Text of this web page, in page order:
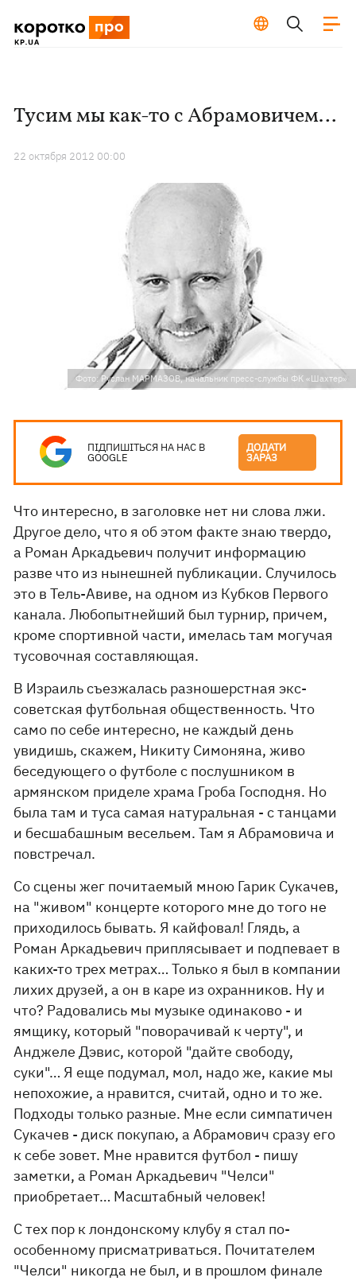
Тусим мы как-то с Абрамовичем…
22 октября 2012 00:00
Фото: Руслан МАРМАЗОВ, начальник пресс-службы ФК «Шахтер»
ПІДПИШІТЬСЯ НА НАС В
GOOGLE
ДОДАТИ
ЗАРАЗ
Что интересно, в заголовке нет ни слова лжи.
Другое дело, что я об этом факте знаю твердо,
а Роман Аркадьевич получит информацию
разве что из нынешней публикации. Случилось
это в Тель-Авиве, на одном из Кубков Первого
канала. Любопытнейший был турнир, причем,
кроме спортивной части, имелась там могучая
тусовочная составляющая.
В Израиль съезжалась разношерстная экс-
советская футбольная общественность. Что
само по себе интересно, не каждый день
увидишь, скажем, Никиту Симоняна, живо
беседующего о футболе с послушником в
армянском приделе храма Гроба Господня. Но
была там и туса самая натуральная - с танцами
и бесшабашным весельем. Там я Абрамовича и
повстречал.
Со сцены жег почитаемый мною Гарик Сукачев,
на "живом" концерте которого мне до того не
приходилось бывать. Я кайфовал! Глядь, а
Роман Аркадьевич приплясывает и подпевает в
каких-то трех метрах… Только я был в компании
лихих друзей, а он в каре из охранников. Ну и
что? Радовались мы музыке одинаково - и
ямщику, который "поворачивай к черту", и
Анджеле Дэвис, которой "дайте свободу,
суки"… Я еще подумал, мол, надо же, какие мы
непохожие, а нравится, считай, одно и то же.
Подходы только разные. Мне если симпатичен
Сукачев - диск покупаю, а Абрамович сразу его
к себе зовет. Мне нравится футбол - пишу
заметки, а Роман Аркадьевич "Челси"
приобретает… Масштабный человек!
С тех пор к лондонскому клубу я стал по-
особенному присматриваться. Почитателем
"Челси" никогда не был, и в прошлом финале